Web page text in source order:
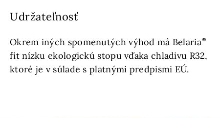
Udržateľnosť
Okrem iných spomenutých výhod má Belaria
fit nízku ekologickú stopu vďaka chladivu R32,
ktoré je v súlade s platnými predpismi EÚ.